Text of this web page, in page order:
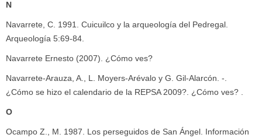
N
Navarrete, C. 1991. Cuicuilco y la arqueología del Pedregal.
Arqueología 5:69-84.
Navarrete Ernesto (2007). ¿Cómo ves?
Navarrete-Arauza, A., L. Moyers-Arévalo y G. Gil-Alarcón. -.
¿Cómo se hizo el calendario de la REPSA 2009?. ¿Cómo ves? .
O
Ocampo Z., M. 1987. Los perseguidos de San Ángel. Información